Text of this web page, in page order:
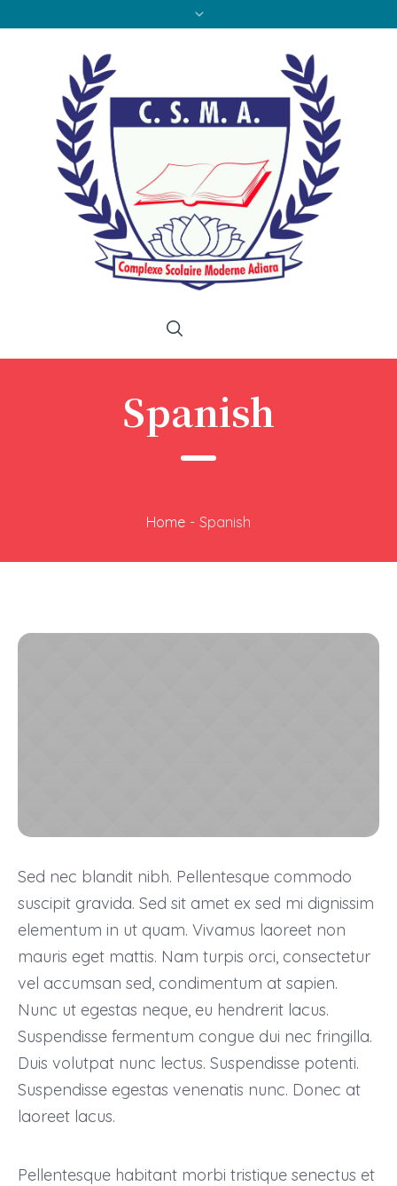
Spanish
Home - Spanish
Sed nec blandit nibh. Pellentesque commodo
suscipit gravida. Sed sit amet ex sed mi dignissim
elementum in ut quam. Vivamus laoreet non
mauris eget mattis. Nam turpis orci, consectetur
vel accumsan sed, condimentum at sapien.
Nunc ut egestas neque, eu hendrerit lacus.
Suspendisse fermentum congue dui nec fringilla.
Duis volutpat nunc lectus. Suspendisse potenti.
Suspendisse egestas venenatis nunc. Donec at
laoreet lacus.
Pellentesque habitant morbi tristique senectus et